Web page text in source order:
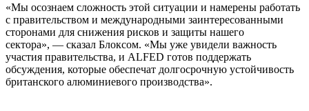
«Мы осознаем сложность этой ситуации и намерены работать
с правительством и международными заинтересованными
сторонами для снижения рисков и защиты нашего
сектора», — сказал Блоксом. «Мы уже увидели важность
участия правительства, и ALFED готов поддержать
обсуждения, которые обеспечат долгосрочную устойчивость
британского алюминиевого производства».